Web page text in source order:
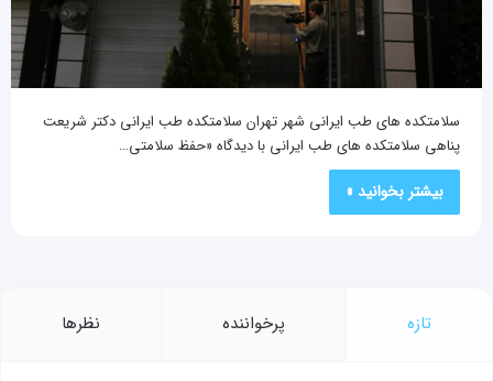
سلامتکده های طب ایرانی شهر تهران سلامتکده طب ایرانی دکتر شریعت‌
پناهی سلامتکده های طب ایرانی با دیدگاه «حفظ سلامتی…
بیشتر بخوانید »
تازه پرخواننده نظرها